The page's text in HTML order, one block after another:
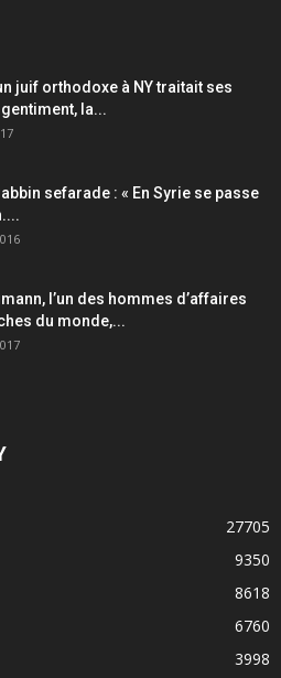
juif orthodoxe à NY traitait ses
la...
sefarade : « En Syrie se passe
l’un des hommes d’affaires
du monde,...
27705
9350
8618
6760
3998